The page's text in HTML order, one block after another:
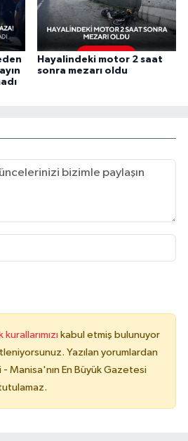
Hayalindeki motor 2 saat
sonra mezarı oldu
kabul etmiş bulunuyor
Yazılan yorumlardan
Manisa'nın En Büyük Gazetesi